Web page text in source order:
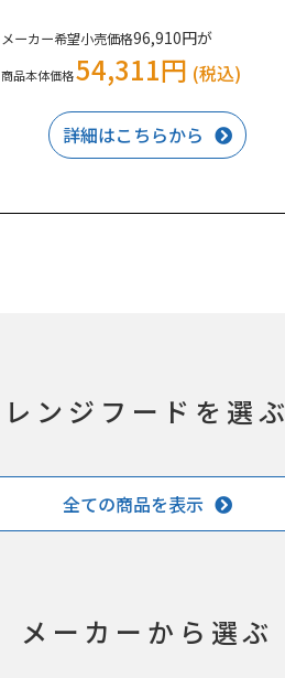
メーカー希望小売価格96,910円が
商品本体価格54,311円 (税込)
詳細はこちらから
レンジフードを選ぶ
全ての商品を表示
メーカーから選ぶ